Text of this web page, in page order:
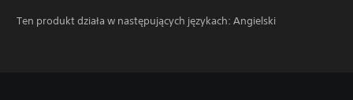
Ten produkt działa w następujących językach: Angielski